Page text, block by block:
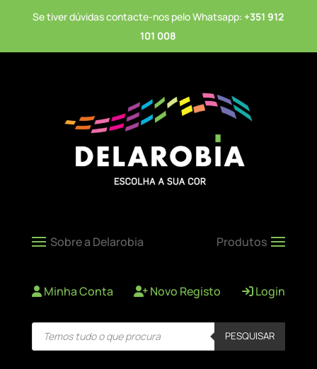
Se tiver dúvidas contacte-nos pelo Whatsapp: +351 912
101 008
Minha Conta Novo Registo Login
Products
search PESQUISAR